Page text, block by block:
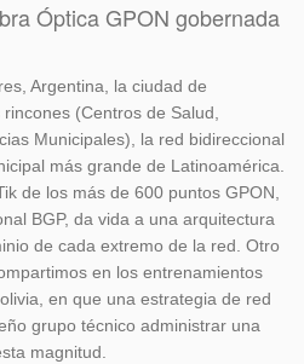
Óptica GPON gobernada
Argentina, la ciudad de
(Centros de Salud,
Municipales), la red bidireccional
más grande de Latinoamérica.
de los más de 600 puntos GPON,
BGP, da vida a una arquitectura
de cada extremo de la red. Otro
en los entrenamientos
en que una estrategia de red
grupo técnico administrar una
magnitud.